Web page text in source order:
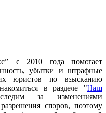
с 2010 года помогает
убытки и штрафные
юристов по взысканию
в разделе "Наш
за изменениями
споров, поэтому